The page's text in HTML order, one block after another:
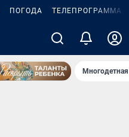
ПОГОДА ТЕЛЕПРОГРАММА